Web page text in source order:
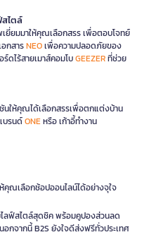
สไตล์
ยี่ยมมาให้คุณเลือกสรร เพื่อตอบโจทย์
กสารNEOเพื่อความปลอดภัยของ
ดไร้สายเมาส์คอมโบGEEZERที่ช่วย
ให้คุณได้เลือกสรรเพื่อตกแต่งบ้าน
บรนด์ONEหรือ เก้าอี้ทำงาน
คุณเลือกช้อปออนไลน์ได้อย่างจุใจ
ไลฟ์สไตล์สุดชิค พร้อมคูปองส่วนลด
กจากนี้ B2S ยังใจดีส่งฟรีทั่วประเทศ